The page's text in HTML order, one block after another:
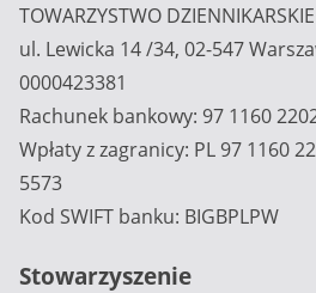
TOWARZYSTWO DZIENNIKARSKIE
ul. Lewicka 14 /34, 02-547
0000423381
Rachunek bankowy: 97 1160
Wpłaty z zagranicy: PL 97 1160
5573
Kod SWIFT banku: BIGBPLPW
Stowarzyszenie